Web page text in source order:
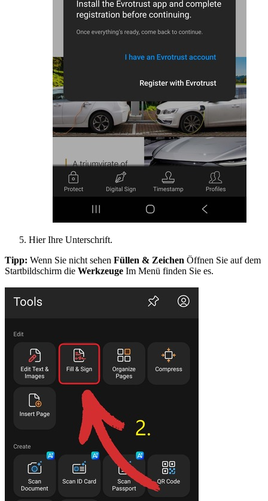
Hier Ihre Unterschrift.
Tipp: Wenn Sie nicht sehen Füllen & Zeichen Öffnen Sie auf dem
Startbildschirm die Werkzeuge Im Menü finden Sie es.